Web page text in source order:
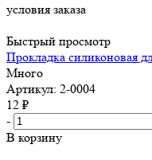
условия заказа
Быстрый просмотр
Прокладка силиконовая
Много
Артикул: 2-0004
12 ₽
-
В корзину